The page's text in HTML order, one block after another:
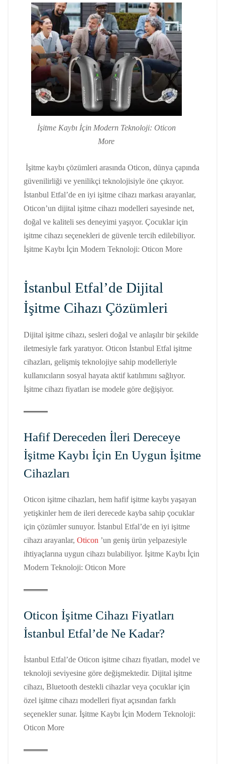
İşitme Kaybı İçin Modern Teknoloji: Oticon
More
İşitme kaybı çözümleri arasında Oticon, dünya çapında
güvenilirliği ve yenilikçi teknolojisiyle öne çıkıyor.
İstanbul Etfal’de en iyi işitme cihazı markası arayanlar,
Oticon’un dijital işitme cihazı modelleri sayesinde net,
doğal ve kaliteli ses deneyimi yaşıyor. Çocuklar için
işitme cihazı seçenekleri de güvenle tercih edilebiliyor.
İşitme Kaybı İçin Modern Teknoloji: Oticon More
İstanbul Etfal’de Dijital
İşitme Cihazı Çözümleri
Dijital işitme cihazı, sesleri doğal ve anlaşılır bir şekilde
iletmesiyle fark yaratıyor. Oticon İstanbul Etfal işitme
cihazları, gelişmiş teknolojiye sahip modelleriyle
kullanıcıların sosyal hayata aktif katılımını sağlıyor.
İşitme cihazı fiyatları ise modele göre değişiyor.
Hafif Dereceden İleri Dereceye
İşitme Kaybı İçin En Uygun İşitme
Cihazları
Oticon işitme cihazları, hem hafif işitme kaybı yaşayan
yetişkinler hem de ileri derecede kayba sahip çocuklar
için çözümler sunuyor. İstanbul Etfal’de en iyi işitme
cihazı arayanlar, Oticon ’un geniş ürün yelpazesiyle
ihtiyaçlarına uygun cihazı bulabiliyor. İşitme Kaybı İçin
Modern Teknoloji: Oticon More
Oticon İşitme Cihazı Fiyatları
İstanbul Etfal’de Ne Kadar?
İstanbul Etfal’de Oticon işitme cihazı fiyatları, model ve
teknoloji seviyesine göre değişmektedir. Dijital işitme
cihazı, Bluetooth destekli cihazlar veya çocuklar için
özel işitme cihazı modelleri fiyat açısından farklı
seçenekler sunar. İşitme Kaybı İçin Modern Teknoloji:
Oticon More